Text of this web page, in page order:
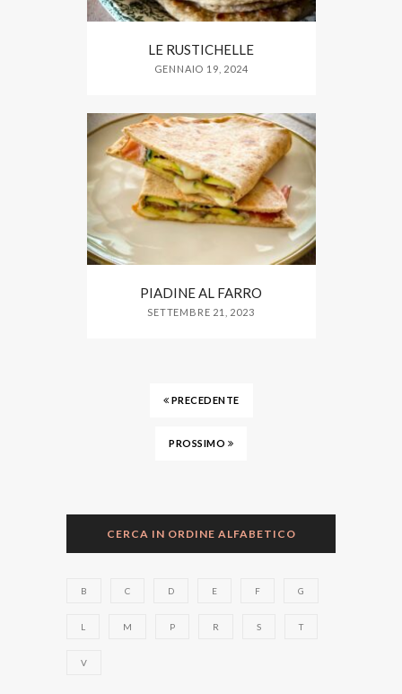
LE RUSTICHELLE
GENNAIO 19, 2024
PIADINE AL FARRO
SETTEMBRE 21, 2023
PRECEDENTE
PROSSIMO
CERCA IN ORDINE ALFABETICO
B C D E F G
L M P R S T
V